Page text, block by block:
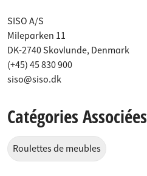
SISO A/S
Mileparken 11
DK-2740 Skovlunde, Denmark
(+45) 45 830 900
siso@siso.dk
Catégories Associées
Roulettes de meubles